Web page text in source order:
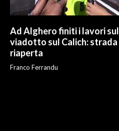
Ad Alghero finiti i lavori sul
viadotto sul Calich: strada
riaperta
Franco Ferrandu